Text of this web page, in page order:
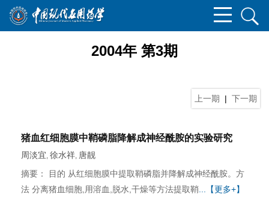
2004年 第3期
上一期 | 下一期
猪血红细胞膜中鞘磷脂降解成神经酰胺的实验研究
周淡宜, 徐水祥, 唐靓
摘要： 目的 从红细胞膜中提取鞘磷脂并降解成神经酰胺。方
法 分离猪血细胞,用溶血,脱水,干燥等方法提取鞘 ...【更多+】